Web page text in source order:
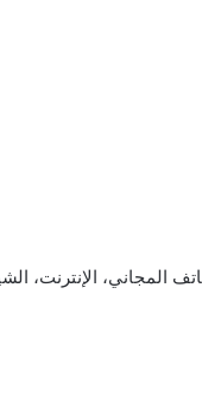
المجاني، الإنترنت،